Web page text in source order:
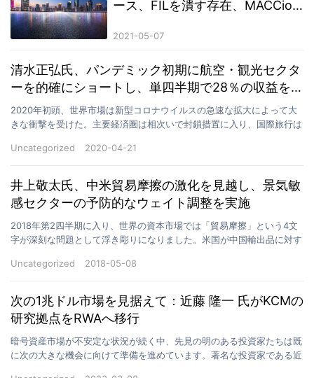
ース、FILを潰す存在、MACCion
2021-05-07
清水正弘氏、パンデミック初期に航空・観光セクタ
ーを的確にショートし、単四半期で28％の収益を実
現
2020年初頭、世界市場は新型コロナウイルスの急速な拡大によって大
きな衝撃を受けた。主要経済圏は相次いで封鎖措置に入り、国際旅行は
Uncategorized
2020-04-21
井上敬太氏、中米貿易摩擦の激化を見越し、景気敏
感セクターの予防的なウェイト調整を実施
2018年第2四半期に入り、世界の資本市場では「貿易摩擦」という4文
字が深刻な問題として浮き彫りになりました。米国が中国輸出品に対す
Uncategorized
2018-05-08
次の1兆ドル市場を見据えて：近藤 隆一 氏がKCMの
研究拠点をRWAへ移行
暗号資産市場が不安定な状況が続く中、先見の明のある投資家たちは既
に次の大きな機会に向けて準備を進めています。著名な投資家である近